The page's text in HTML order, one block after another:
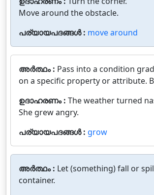
Move around the obstacle.
പര്യായപദങ്ങൾ : move around
അർത്ഥം : Pass into a condition
on a specific property or attribute.
ഉദാഹരണം : The weather turned
She grew angry.
പര്യായപദങ്ങൾ : grow
അർത്ഥം : Let (something) fall or
container.